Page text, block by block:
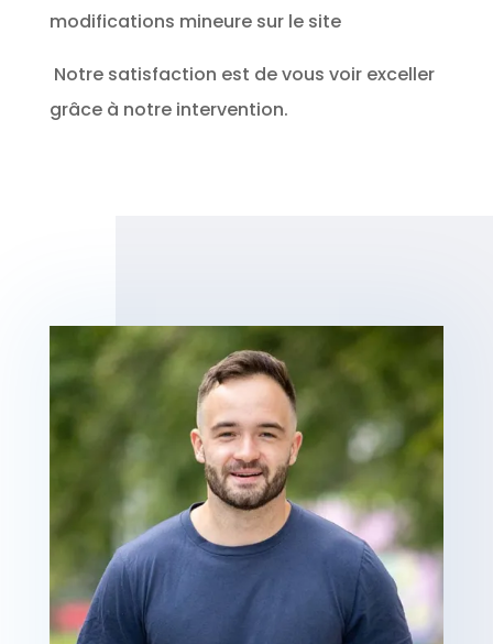
modifications mineure sur le site
Notre satisfaction est de vous voir exceller
grâce à notre intervention.